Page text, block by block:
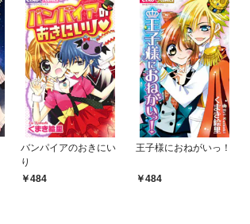
バンパイアのおきにい
り
484
王子様におねがいっ！
484